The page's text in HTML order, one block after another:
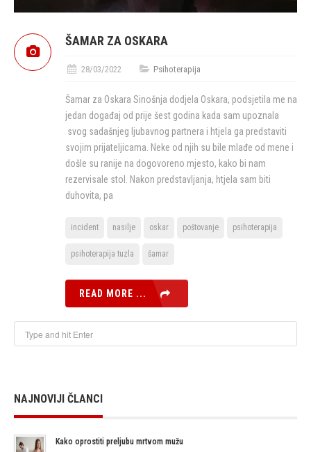
ŠAMAR ZA OSKARA
28/03/2022 Psihoterapija
Šamar za Oskara Sinošnja dodjela Oskara, podsjetila me na
jedan događaj od prije šest godina kada sam upoznala
svog sadašnjeg ljubavnog partnera i htjela ga predstaviti
svojim prijateljicama. Neke od njih su bile mlađe od mene i
došle su ranije na dogovoreno mjesto, kako bi nam
rezervisale stol. Nakon predstavljanja, htjela sam biti
duhovita, pa
incident nasilje oskar poštovanje psihoterapija
psihoterapija tuzla šamar
READ MORE ...
NAJNOVIJI ČLANCI
Kako oprostiti preljubu mrtvom mužu